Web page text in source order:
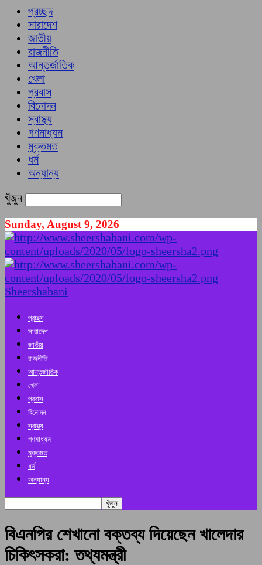
প্রচ্ছদ
সারাদেশ
জাতীয়
রাজনীতি
আন্তর্জাতিক
খেলা
প্রবাস
বিনোদন
স্বাস্থ্য
গণমাধ্যম
মুক্তমত
ধর্ম
অন্যান্য
খুঁজুন
Sunday, August 9, 2026
Sheershabani
প্রচ্ছদ
সারাদেশ
জাতীয়
রাজনীতি
আন্তর্জাতিক
খেলা
প্রবাস
বিনোদন
স্বাস্থ্য
গণমাধ্যম
মুক্তমত
ধর্ম
অন্যান্য
বিএনপির শেখানো বক্তব্য দিয়েছেন খালেদার
চিকিৎসকরা: তথ্যমন্ত্রী